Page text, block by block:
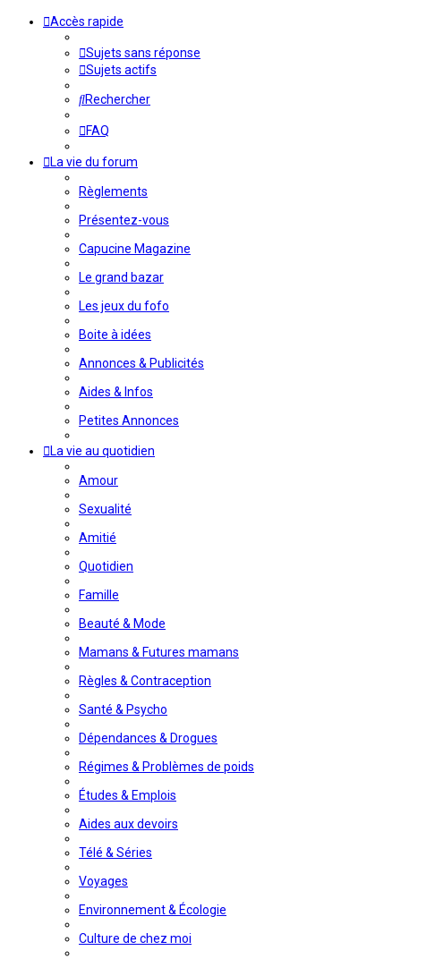
Accès rapide
Sujets sans réponse
Sujets actifs
Rechercher
FAQ
La vie du forum
Règlements
Présentez-vous
Capucine Magazine
Le grand bazar
Les jeux du fofo
Boite à idées
Annonces & Publicités
Aides & Infos
Petites Annonces
La vie au quotidien
Amour
Sexualité
Amitié
Quotidien
Famille
Beauté & Mode
Mamans & Futures mamans
Règles & Contraception
Santé & Psycho
Dépendances & Drogues
Régimes & Problèmes de poids
Études & Emplois
Aides aux devoirs
Télé & Séries
Voyages
Environnement & Écologie
Culture de chez moi